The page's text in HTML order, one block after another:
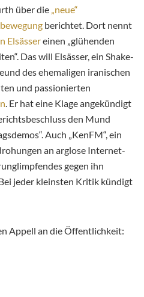
über die „neue“
berichtet. Dort nennt
Elsässereinen „glühenden
Das will Elsässer, ein Shake-
des ehemaligen iranischen
und passionierten
. Er hat eine Klage angekündigt
den Mund
Auch „KenFM“, ein
an arglose Internet-
gegen ihn
jeder kleinsten Kritik kündigt
Appell an die Öffentlichkeit: